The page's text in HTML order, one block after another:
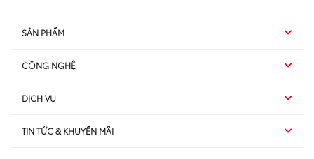
SẢN PHẨM
Hybrid EV
SUV
Sedan
CÔNG NGHỆ
Hybrid
TSS
DỊCH VỤ
Dịch vụ sau bán hàng
TIN TỨC & KHUYẾN MÃI